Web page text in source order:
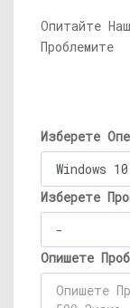
Опитайте
Проблемите
Изберете
Изберете
Опишете